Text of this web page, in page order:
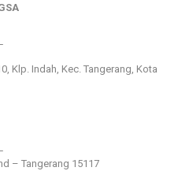
Klp. Indah, Kec. Tangerang, Kota
– Tangerang 15117